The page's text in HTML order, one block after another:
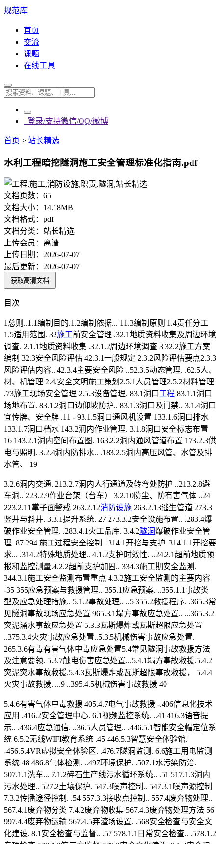
规范库
首页
交流
课题
在线工具
登录/支持微信/QQ/微博
首页 > 站长精选
水利工程暗挖隧洞施工安全管理标准化指南.pdf
文档页数： 65
文档大小： 14.18MB
文档格式： pdf
文档分类： 站长精选
上传会员： 离谱
上传日期： 2026-07-07
最后更新： 2026-07-07
获取高清文档
目次
1总则..1.1编制目的.1.2编制依据... 11.3编制原则 1.4责任分工
1.5适用范围. 32施工前安全管理 .32.1地质资料收集及周边环境
调查. 2.1.1地质资料收集 .32.1.2周边环境调查 3 32.2施工方案
编制 32.3安全风险评估 42.3.1一般规定 2.3.2风险评估要点2.3.3
风险评估内容.. 42.3.4主要安全风险 ..52.3.5动态管理. .62.5人、
材、机管理 2.4.安全文明施工策划2.5.1人员管理2.5.2材料管理
.73施工现场安全管理 2.5.3设备管理. 83.1洞口工程 83.1.1洞口
场地布置. 83.1.2洞口边仰坡防护.. 83.1.3洞口及门禁.. 3.1.4洞口
宜传牌、安全牌 .11 - 93.1.5洞口通风机设置 133.1.6洞口排水
133.1.7洞口档水 143.2润内作业管理. 3.1.8洞口安全标志布置
16 143.2.1洞内空间布置图. 163.2.2洞内通风管道布置 173.2.3供
电与照明. 3.2.4洞内防排水.. .183.2.5洞内高压风管、水管及排
水管、 19
3.2.6洞内交通. 213.2.7洞内人行通道及转弯处防护 ..213.2.8避
车洞.. 223.2.9作业台架（台车） 3.2.10防尘、防有害气体 ..24
223.2.11掌子面警戒 263.2.12消防设施 263.2.13逃生管道 273.3
竖井与斜井. 3.3.1提升系统. 27 273.3.2安全设施布置.. .283.4爆
破作业安全管理. .283.4.1火工品库. 3.4.2隧洞爆破作业安全管
理. 87 294.施工过程安全控制.. 314.1开挖与支护. 314.1.1开挖要
求... .314.2特殊地质处理.. 4.1.2支护时效性. ..24.2.1超前地质预
报和监控测量.4.2.2超前支护加固.. 334.3施工期安全监测.
344.3.1施工安全监测布置重点 4.3.2施工安全监测的主要内容
-35 355应急预案与救援管理.. 355.1应急预案. ..355.1.1事故类
型及应急处理措施.. 5.1.2事故处理.. ..5 355.2救援程序. .365.3常
见隧洞事故现场应急处置 965.3.1塌方事故应急处置.. ...365.3.2
突泥涌水事故应急处置 5.3.3瓦斯爆炸或瓦斯超限应急处置
..375.3.4火灾事故应急处置..5.3.5机械伤害事故应急处置.
265.3.6有毒有害气体中毒应急处置5.4常见隧洞事故救援方法
及注意要领. 5.3.7触电伤害应急处置...5.4.1塌方事故救援.5.4.2
突泥突水事故救援.5.4.3瓦斯爆炸或瓦斯超限事故救援， 5.4.4
火灾事故救援. ...9 ..395.4.5机械伤害事故救援 40
5.4.6有害气体中毒救援 405.4.7电气事故救援 -.406信息化技术
应用 .416.2安全管理中心. 6.1视频监控系统. ..41 416.3语音提
示.. .436.4应急通信. ..36.5人员管理.. .446.5.1智能安全帽定位系
统 6.5.2无线WIFI教育系统 .45 446.5.3智慧安全体验馆.
-456.5.4VR虚拟安全体验区. .476.7隧洞监测. 6.6施工用电监测
系统 48 486.8气体检测. ..497环境保护. .507.1水污染防治.
507.1.1洗车... 7.1.2碎石生产线污水循环系统.. .51 517.1.3洞内
污水处理.. 527.2土壤保护. 547.3噪声控制.. 547.3.1噪声源控制
7.3.2传播途径控制. .54 557.3.3接收点控制.. 557.4废弃物处理..
567.4.1废弃物分类 7.4.2废弃物收集 567.4.3废弃物处理方法 56
997.4.4废弃物运输 567.4.5弃渣场设置. .568安全检查与安全文
化建设. 8.1安全检查与监督.. .57 578.1.1日常安全检查.. .578.1.2